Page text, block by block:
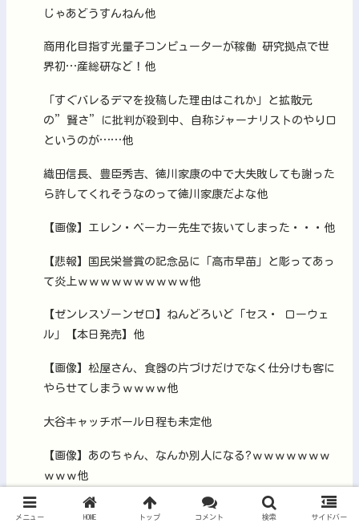
じゃあどうすんねん他
商用化目指す光量子コンピューターが稼働 研究拠点で世
界初…産総研など！他
「すぐバレるデマを投稿した理由はこれか」と拡散元
の”賢さ”に批判が殺到中、自称ジャーナリストのやり口
というのが……他
織田信長、豊臣秀吉、徳川家康の中で大失敗しても謝った
ら許してくれそうなのって徳川家康だよな他
【画像】エレン・ベーカー先生で抜いてしまった・・・他
【悲報】国民栄誉賞の記念品に「高市早苗」と彫ってあっ
て炎上ｗｗｗｗｗｗｗｗｗｗ他
【ゼンレスゾーンゼロ】ねんどろいど「セス・ ローウェ
ル」【本日発売】他
【画像】松屋さん、食器の片づけだけでなく仕分けも客に
やらせてしまうｗｗｗｗ他
大谷キャッチボール日程も未定他
【画像】あのちゃん、なんか別人になる?ｗｗｗｗｗｗｗ
ｗｗｗ他
メニュー HOME トップ コメント 検索 サイドバー